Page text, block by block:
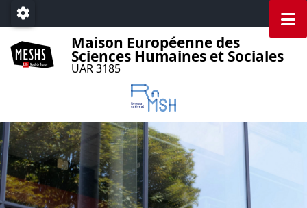
Accéder au menu principal
Accéder au contenu
Paramétrage
Maison Européenne des
Sciences Humaines et Sociales
UAR 3185